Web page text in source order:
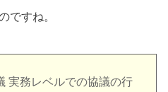
ですね。
実務レベルでの協議の行